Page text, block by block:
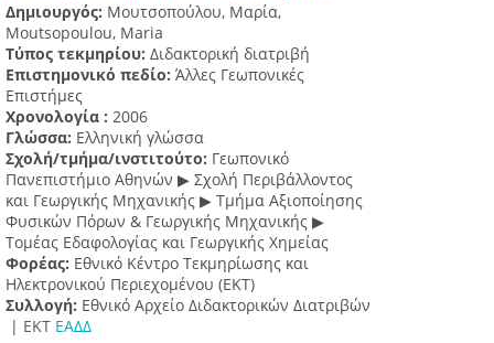
Δημιουργός: Μουτσοπούλου, Μαρία,
Moutsopoulou, Maria
Τύπος τεκμηρίου: Διδακτορική διατριβή
Επιστημονικό πεδίο: Άλλες Γεωπονικές
Επιστήμες
Χρονολογία : 2006
Γλώσσα: Ελληνική γλώσσα
Σχολή/τμήμα/ινστιτούτο: Γεωπονικό
Πανεπιστήμιο Αθηνών ▶ Σχολή Περιβάλλοντος
και Γεωργικής Μηχανικής ▶ Τμήμα Αξιοποίησης
Φυσικών Πόρων & Γεωργικής Μηχανικής ▶
Τομέας Εδαφολογίας και Γεωργικής Χημείας
Φορέας: Εθνικό Κέντρο Τεκμηρίωσης και
Ηλεκτρονικού Περιεχομένου (ΕΚΤ)
Συλλογή: Εθνικό Αρχείο Διδακτορικών Διατριβών
| ΕΚΤ ΕΑΔΔ